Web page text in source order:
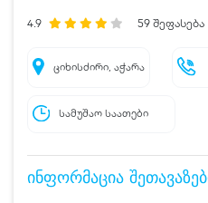
4.9 59 შეფასება
ციხისძირი, აჭარა
სამუშაო საათები
ინფორმაცია